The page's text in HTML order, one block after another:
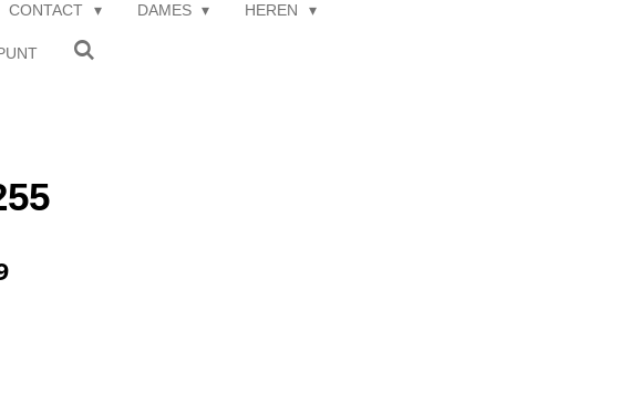
CONTACT DAMES HEREN